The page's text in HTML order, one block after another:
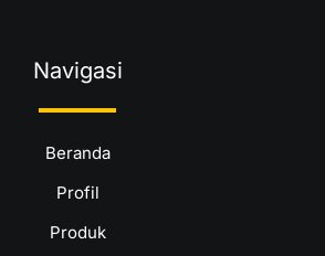
Navigasi
Beranda
Profil
Produk